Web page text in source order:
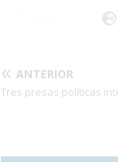
ANTERIOR
Tres presas políticas